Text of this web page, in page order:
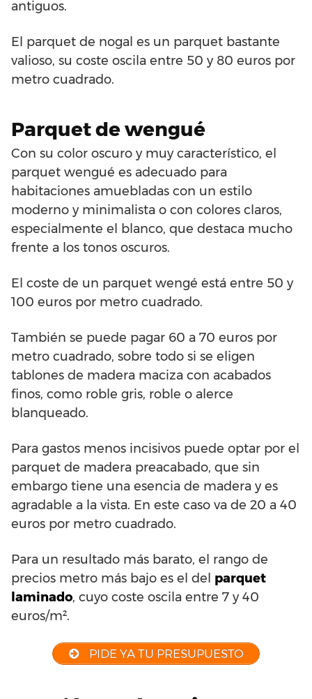
antiguos.
El parquet de nogal es un parquet bastante
valioso, su coste oscila entre 50 y 80 euros por
metro cuadrado.
Parquet de wengué
Con su color oscuro y muy característico, el
parquet wengué es adecuado para
habitaciones amuebladas con un estilo
moderno y minimalista o con colores claros,
especialmente el blanco, que destaca mucho
frente a los tonos oscuros.
El coste de un parquet wengé está entre 50 y
100 euros por metro cuadrado.
También se puede pagar 60 a 70 euros por
metro cuadrado, sobre todo si se eligen
tablones de madera maciza con acabados
finos, como roble gris, roble o alerce
blanqueado.
Para gastos menos incisivos puede optar por el
parquet de madera preacabado, que sin
embargo tiene una esencia de madera y es
agradable a la vista. En este caso va de 20 a 40
euros por metro cuadrado.
Para un resultado más barato, el rango de
precios metro más bajo es el del parquet
laminado, cuyo coste oscila entre 7 y 40
euros/m².
PIDE YA TU PRESUPUESTO